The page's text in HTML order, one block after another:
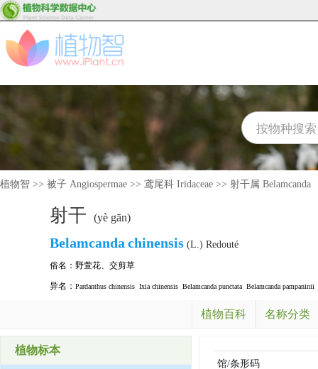
植物智 >> 被子 Angiospermae >> 鸢尾科 Iridaceae >> 射干属 Belamcanda
射干 (yè gān)
Belamcanda chinensis (L.) Redouté
俗名： 野萱花、 交剪草
异名： Pardanthus chinensis Ixia chinensis Belamcanda punctata Belamcanda pampaninii
植物百科 名称分类
植物标本
馆/条形码